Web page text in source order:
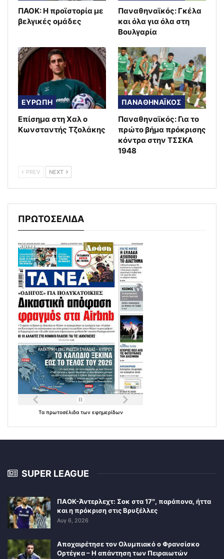
ΠΑΟΚ: Η προϊστορία με
βελγικές ομάδες
Παναθηναϊκός: Γκέλα
και όλα για όλα στη
Βουλγαρία
ΕΥΡΩΠΗ
Επίσημα στη Χαλ ο
Κωνσταντής Τζολάκης
ΠΑΝΑΘΗΝΑΪΚΟΣ
Παναθηναϊκός: Για το
πρώτο βήμα πρόκρισης
κόντρα στην ΤΣΣΚΑ
1948
PREV NEXT
ΠΡΩΤΟΣΕΛΙΔΑ
Τα πρωτοσέλιδα των εφημερίδων
SUPER LEAGUE
ΠΑΟΚ-Άντερλεχτ: Σοκ στα 17″, παράπονα, ήττα
και η πρόκριση στις Βρυξέλλες
Αυγ 6, 2026
Αποχαιρέτησε τον Ολυμπιακό ο Φρανσίσκο
Ορτέγκα – Η απάντηση των Πειραιωτών